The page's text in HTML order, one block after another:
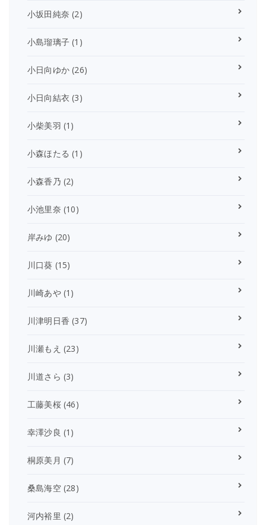
小坂田純奈 (2)
小島瑠璃子 (1)
小日向ゆか (26)
小日向結衣 (3)
小柴美羽 (1)
小森ほたる (1)
小森香乃 (2)
小池里奈 (10)
岸みゆ (20)
川口葵 (15)
川崎あや(1)
川津明日香 (37)
川瀬もえ (23)
川道さら (3)
工藤美桜(46)
幸澤沙良 (1)
桐原美月 (7)
桑島海空(28)
河内裕里 (2)